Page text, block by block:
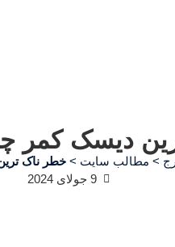
دیسک کمر
> مطالب سایت > خطر ناک
9 جولای 2024